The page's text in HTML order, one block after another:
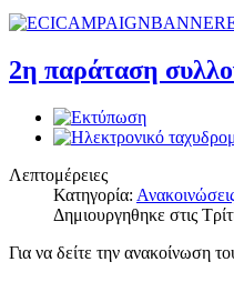
2η παράταση
Λεπτομέρειες
Κατηγορία:
Δημιουργηθηκε στις
Για να δείτε την ανακοίνωση